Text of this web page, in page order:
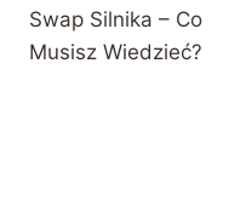
Swap Silnika – Co
Musisz Wiedzieć?